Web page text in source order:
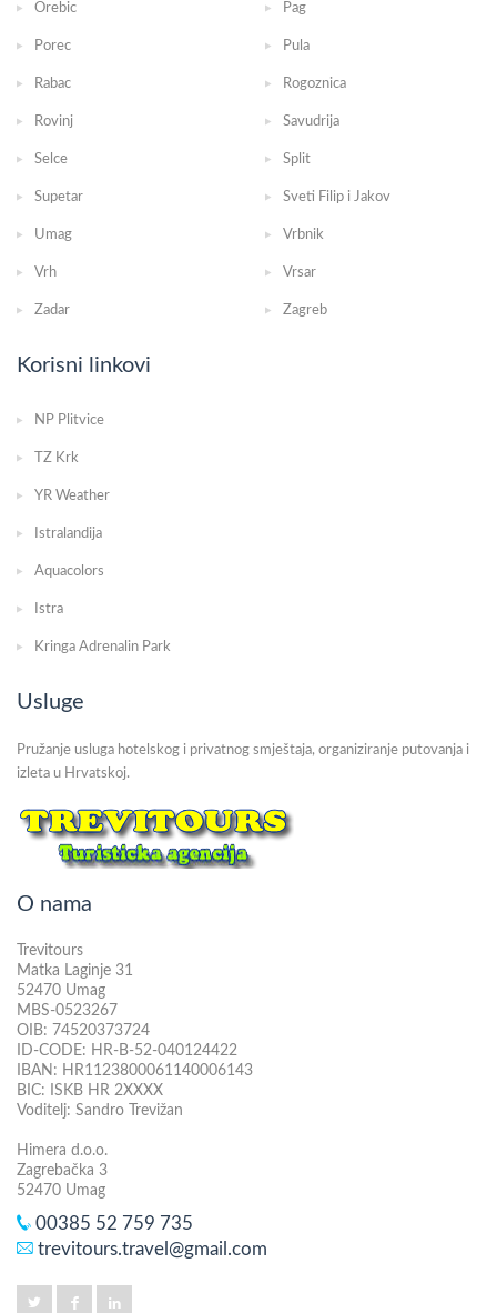
Orebic Pag
Porec Pula
Rabac Rogoznica
Rovinj Savudrija
Selce Split
Supetar Sveti Filip i Jakov
Umag Vrbnik
Vrh Vrsar
Zadar Zagreb
Korisni linkovi
NP Plitvice
TZ Krk
YR Weather
Istralandija
Aquacolors
Istra
Kringa Adrenalin Park
Usluge
Pružanje usluga hotelskog i privatnog smještaja, organiziranje putovanja i
izleta u Hrvatskoj.
O nama
Trevitours
Matka Laginje 31
52470 Umag
MBS-0523267
OIB: 74520373724
ID-CODE: HR-B-52-040124422
IBAN: HR1123800061140006143
BIC: ISKB HR 2XXXX
Voditelj: Sandro Trevižan
Himera d.o.o.
Zagrebačka 3
52470 Umag
00385 52 759 735
trevitours.travel@gmail.com